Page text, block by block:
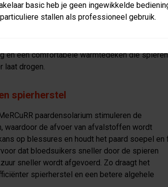
hittebestendige kunststof en voorzien
hals, waardoor het solarium perfect aansluit op
en een comfortabele warmtedeken die spieren
laat drogen.
spierherstel
paardensolarium stimuleren de
waardoor de afvoer van afvalstoffen wordt
op blessures en houdt het paard soepel en
dat bloedsuikers sneller door de spieren
sneller wordt afgevoerd. Zo draagt het
spierherstel en een betere algehele
basic heb je geen ingewikkelde
stallen als professioneel gebruik.